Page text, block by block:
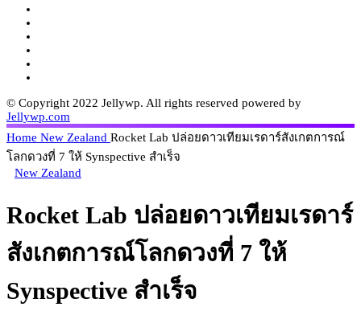
© Copyright 2022 Jellywp. All rights reserved powered by
Jellywp.com
Home New Zealand Rocket Lab ปล่อยดาวเทียมเรดาร์สังเกตการณ์
โลกดวงที่ 7 ให้ Synspective สำเร็จ
New Zealand
Rocket Lab ปล่อยดาวเทียมเรดาร์
สังเกตการณ์โลกดวงที่ 7 ให้
Synspective สำเร็จ